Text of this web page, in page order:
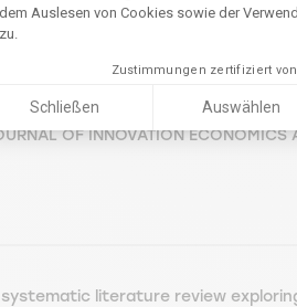
dem Auslesen von Cookies sowie der
zu.
Zustimmungen zertifiziert von
Schließen Auswählen
territoriale : comment
OF INNOVATION
A systematic literature review